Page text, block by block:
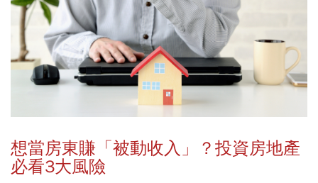
想當房東賺「被動收入」？投資房地產
必看3大風險